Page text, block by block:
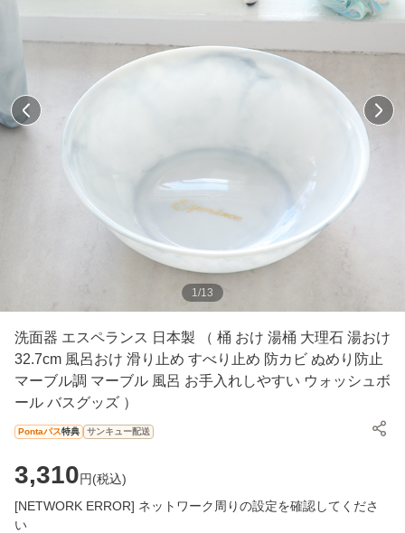
1 /13
洗面器 エスペランス 日本製 （ 桶 おけ 湯桶 大理石 湯おけ
32.7cm 風呂おけ 滑り止め すべり止め 防カビ ぬめり防止
マーブル調 マーブル 風呂 お手入れしやすい ウォッシュボ
ール バスグッズ ）
Pontaパス特典 サンキュー配送
3,310円(税込)
[NETWORK ERROR] ネットワーク周りの設定を確認してくださ
い